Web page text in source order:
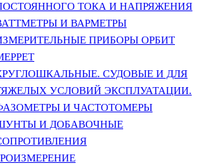
ТОКА И НАПРЯЖЕНИЯ
И ВАРМЕТРЫ
ПРИБОРЫ ОРБИТ
СУДОВЫЕ И ДЛЯ
УСЛОВИЙ ЭКСПЛУАТАЦИИ.
И ЧАСТОТОМЕРЫ
И ДОБАВОЧНЫЕ